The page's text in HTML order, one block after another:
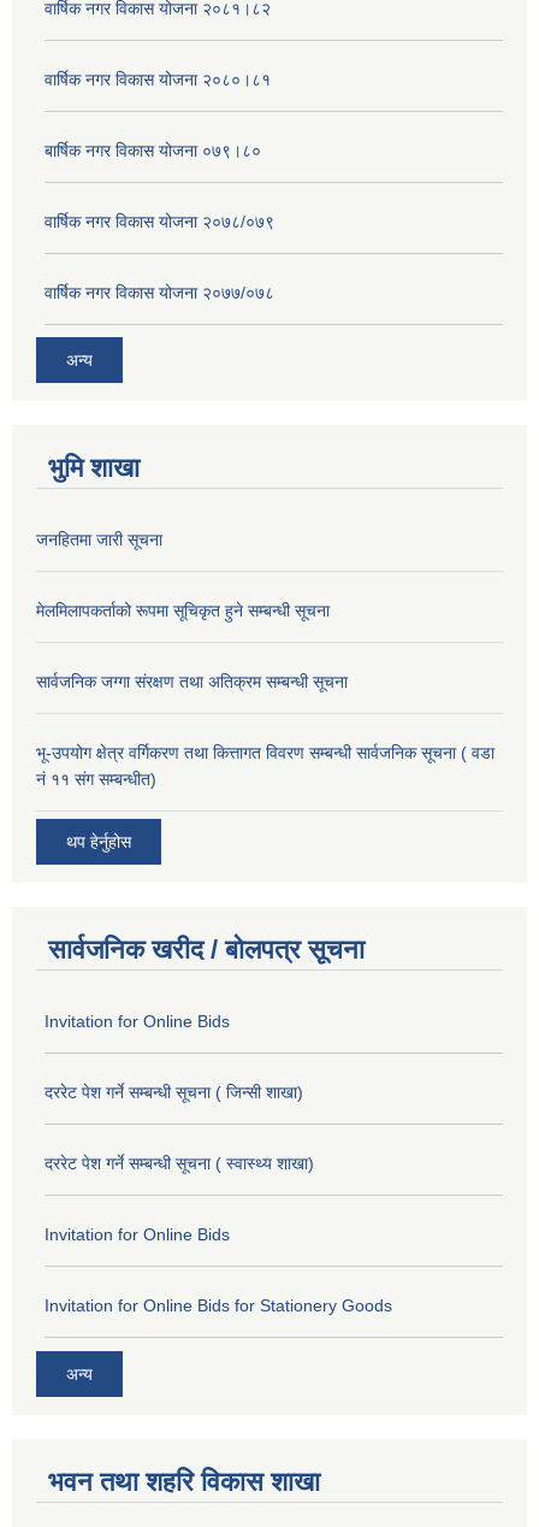
वार्षिक नगर विकास योजना २०८१।८२
वार्षिक नगर विकास योजना २०८०।८१
बार्षिक नगर विकास योजना ०७९।८०
वार्षिक नगर विकास योजना २०७८/०७९
वार्षिक नगर विकास योजना २०७७/०७८
अन्य
भुमि शाखा
जनहितमा जारी सूचना
मेलमिलापकर्ताको रूपमा सूचिकृत हुने सम्बन्धी सूचना
सार्वजनिक जग्गा संरक्षण तथा अतिक्रम सम्बन्धी सूचना
भू-उपयोग क्षेत्र वर्गिकरण तथा कित्तागत विवरण सम्बन्धी सार्वजनिक सूचना ( वडा
नं ११ संग सम्बन्धीत)
थप हेर्नुहोस
सार्वजनिक खरीद / बोलपत्र सूचना
Invitation for Online Bids
दररेट पेश गर्ने सम्बन्धी सूचना ( जिन्सी शाखा)
दररेट पेश गर्ने सम्बन्धी सूचना ( स्वास्थ्य शाखा)
Invitation for Online Bids
Invitation for Online Bids for Stationery Goods
अन्य
भवन तथा शहरि विकास शाखा